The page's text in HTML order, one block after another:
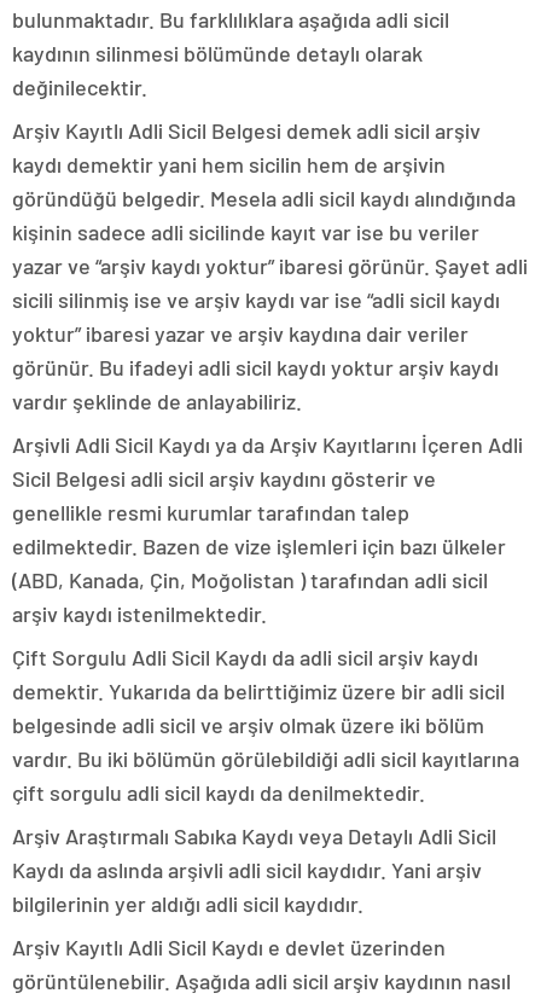
bulunmaktadır. Bu farklılıklara aşağıda adli sicil
kaydının silinmesi bölümünde detaylı olarak
değinilecektir.
Arşiv Kayıtlı Adli Sicil Belgesi demek adli sicil arşiv
kaydı demektir yani hem sicilin hem de arşivin
göründüğü belgedir. Mesela adli sicil kaydı alındığında
kişinin sadece adli sicilinde kayıt var ise bu veriler
yazar ve “arşiv kaydı yoktur” ibaresi görünür. Şayet adli
sicili silinmiş ise ve arşiv kaydı var ise “adli sicil kaydı
yoktur” ibaresi yazar ve arşiv kaydına dair veriler
görünür. Bu ifadeyi adli sicil kaydı yoktur arşiv kaydı
vardır şeklinde de anlayabiliriz.
Arşivli Adli Sicil Kaydı ya da Arşiv Kayıtlarını İçeren Adli
Sicil Belgesi adli sicil arşiv kaydını gösterir ve
genellikle resmi kurumlar tarafından talep
edilmektedir. Bazen de vize işlemleri için bazı ülkeler
(ABD, Kanada, Çin, Moğolistan ) tarafından adli sicil
arşiv kaydı istenilmektedir.
Çift Sorgulu Adli Sicil Kaydı da adli sicil arşiv kaydı
demektir. Yukarıda da belirttiğimiz üzere bir adli sicil
belgesinde adli sicil ve arşiv olmak üzere iki bölüm
vardır. Bu iki bölümün görülebildiği adli sicil kayıtlarına
çift sorgulu adli sicil kaydı da denilmektedir.
Arşiv Araştırmalı Sabıka Kaydı veya Detaylı Adli Sicil
Kaydı da aslında arşivli adli sicil kaydıdır. Yani arşiv
bilgilerinin yer aldığı adli sicil kaydıdır.
Arşiv Kayıtlı Adli Sicil Kaydı e devlet üzerinden
görüntülenebilir. Aşağıda adli sicil arşiv kaydının nasıl